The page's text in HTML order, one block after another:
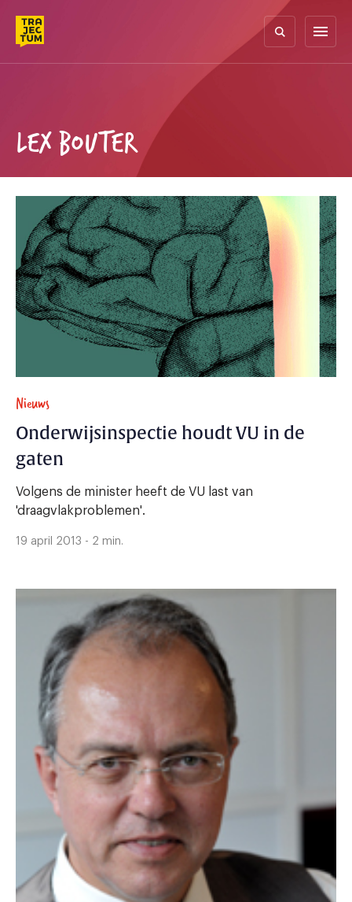
content
menu
LEX BOUTER
Nieuws
Onderwijsinspectie houdt VU in de
gaten
Volgens de minister heeft de VU last van
'draagvlakproblemen'.
19 april 2013 - 2 min.